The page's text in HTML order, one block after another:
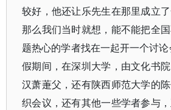
较好，他还让乐先生在那里成立了
那么我们当时就想，能不能把全
题热心的学者找在一起开一个讨
假期间，在深圳大学，由文化书
汉萧萐父，还有陕西师范大学的
织会议，还有其他一些学者参与